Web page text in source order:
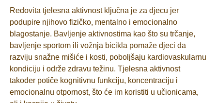
Redovita tjelesna aktivnost ključna je za djecu jer
podupire njihovo fizičko, mentalno i emocionalno
blagostanje. Bavljenje aktivnostima kao što su trčanje,
bavljenje sportom ili vožnja bicikla pomaže djeci da
razviju snažne mišiće i kosti, poboljšaju kardiovaskularnu
kondiciju i održe zdravu težinu. Tjelesna aktivnost
također potiče kognitivnu funkciju, koncentraciju i
emocionalnu otpornost, što će im koristiti u učionicama,